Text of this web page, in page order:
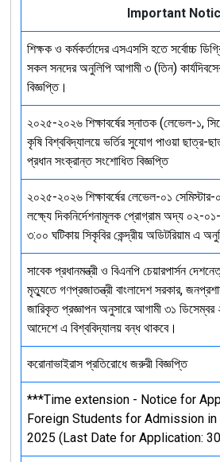
Important
শিক্ষক ও কর্মকর্তাদের এসএসসি হতে সর্বোচ্চ
সকল সনদের অনুলিপি আগামী ৩ (তিন)
বিজ্ঞপ্তি।
২০২৫-২০২৬ শিক্ষাবর্ষের স্নাতক (লেভেল-১,
কৃষি বিশ্ববিদ্যালয়ে ভর্তির সুযোগ পাওয়া ছাত্র-
প্রধান সংক্রান্ত সংশোধিত বিজ্ঞপ্তি
২০২৫-২০২৬ শিক্ষাবর্ষের লেভেল-০১ সেমিস্টার-
লক্ষ্যে দিকনির্দেশনামূলক প্রোগ্রাম অদ্য ০২-
৩:০০ ঘটিকায় সিকৃবির কেন্দ্রীয় অডিটরিয়াম এ
সাবেক প্রধানমন্ত্রী ও বিএনপি চেয়ারপার্সন
মৃত্যুতে গণপ্রজাতন্ত্রী বাংলাদেশ সরকার,
জারিকৃত প্রজ্ঞাপন অনুসারে আগামী ৩১ ডিসেম্বর
আদেশে এ বিশ্ববিদ্যালয় বন্ধ থাকবে।
করোনাভাইরাস প্রতিরোধে জরুরী বিজ্ঞপ্তি
***Time extension - Notice for
Foreign Students for Admission
2025 (Last Date for Application: